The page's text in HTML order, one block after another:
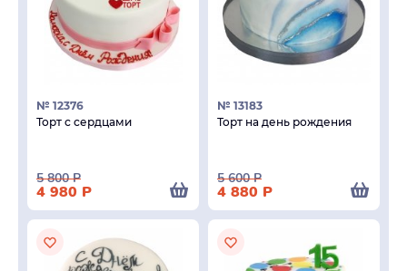
№ 12376
Торт с сердцами
5 800Р
4 980 Р
№ 13183
Торт на день рождения
5 600Р
4 880 Р